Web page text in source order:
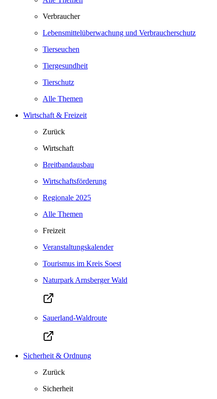
Verbraucher
Lebensmittelüberwachung und Verbraucherschutz
Tierseuchen
Tiergesundheit
Tierschutz
Alle Themen
Wirtschaft & Freizeit
Zurück
Wirtschaft
Breitbandausbau
Wirtschaftsförderung
Regionale 2025
Alle Themen
Freizeit
Veranstaltungskalender
Tourismus im Kreis Soest
Naturpark Arnsberger Wald
Sauerland-Waldroute
Sicherheit & Ordnung
Zurück
Sicherheit